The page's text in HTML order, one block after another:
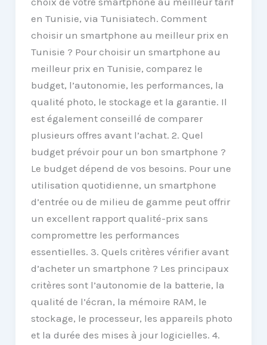
en Tunisie, via Tunisiatech. Comment
choisir un smartphone au meilleur prix en
Tunisie ? Pour choisir un smartphone au
meilleur prix en Tunisie, comparez le
budget, l’autonomie, les performances, la
qualité photo, le stockage et la garantie. Il
est également conseillé de comparer
plusieurs offres avant l’achat. 2. Quel
budget prévoir pour un bon smartphone ?
Le budget dépend de vos besoins. Pour une
utilisation quotidienne, un smartphone
d’entrée ou de milieu de gamme peut offrir
un excellent rapport qualité-prix sans
compromettre les performances
essentielles. 3. Quels critères vérifier avant
d’acheter un smartphone ? Les principaux
critères sont l’autonomie de la batterie, la
qualité de l’écran, la mémoire RAM, le
stockage, le processeur, les appareils photo
et la durée des mises à jour logicielles. 4.